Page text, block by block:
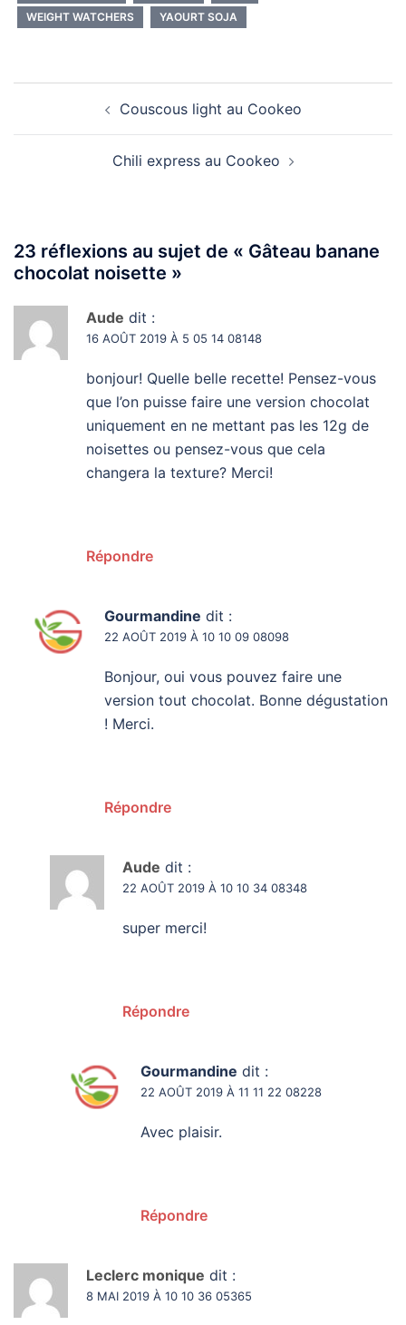
WEIGHT WATCHERS
YAOURT SOJA
Couscous light au Cookeo
Chili express au Cookeo
23 réflexions au sujet de « Gâteau banane
chocolat noisette »
Aude dit :
16 AOÛT 2019 À 5 05 14 08148
bonjour! Quelle belle recette! Pensez-vous
que l’on puisse faire une version chocolat
uniquement en ne mettant pas les 12g de
noisettes ou pensez-vous que cela
changera la texture? Merci!
Répondre
Gourmandine dit :
22 AOÛT 2019 À 10 10 09 08098
Bonjour, oui vous pouvez faire une
version tout chocolat. Bonne dégustation
! Merci.
Répondre
Aude dit :
22 AOÛT 2019 À 10 10 34 08348
super merci!
Répondre
Gourmandine dit :
22 AOÛT 2019 À 11 11 22 08228
Avec plaisir.
Répondre
Leclerc monique dit :
8 MAI 2019 À 10 10 36 05365